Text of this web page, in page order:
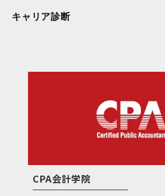
キャリア診断
CPA会計学院